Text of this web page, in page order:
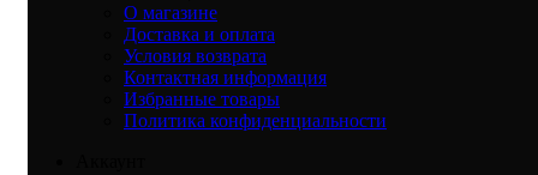
О магазине
Доставка и оплата
Условия возврата
Контактная информация
Избранные товары
Политика конфиденциальности